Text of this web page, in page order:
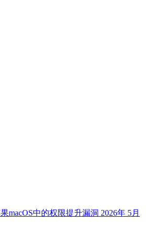
macOS中的权限提升漏洞 2026年 5月